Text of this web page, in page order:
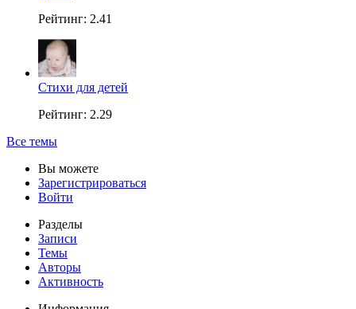
Рейтинг: 2.41
Стихи для детей
Рейтинг: 2.29
Все темы
Вы можете
Зарегистрироваться
Войти
Разделы
Записи
Темы
Авторы
Активность